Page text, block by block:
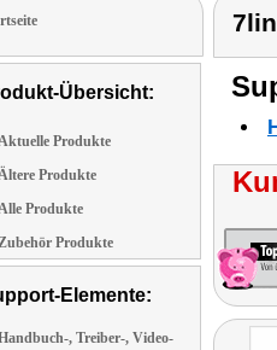
Übersicht:
Produkte
Produkte
Produkte
Produkte
Elemente:
, Treiber-, Video-